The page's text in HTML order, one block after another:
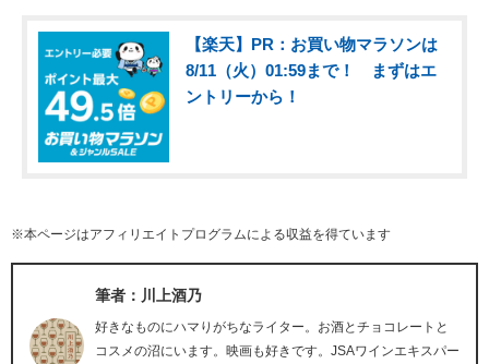
【楽天】PR：お買い物マラソンは
8/11（火）01:59まで！ まずはエ
ントリーから！
※本ページはアフィリエイトプログラムによる収益を得ています
筆者：川上酒乃
好きなものにハマりがちなライター。お酒とチョコレートと
コスメの沼にいます。映画も好きです。JSAワインエキスパー